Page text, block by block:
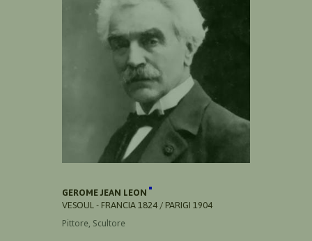
GEROME JEAN LEON
VESOUL - FRANCIA 1824 / PARIGI 1904
Pittore, Scultore